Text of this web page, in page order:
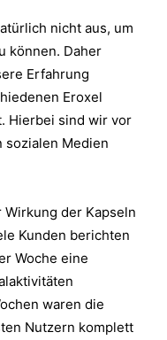
nicht aus, um
können. Daher
Erfahrung
Eroxel
Hierbei sind wir vor
sozialen Medien
der Kapseln
Kunden berichten
Woche eine
waren die
Nutzern komplett